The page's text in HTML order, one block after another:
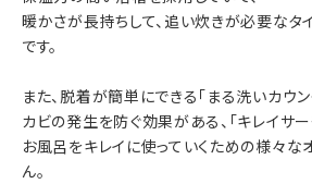
暖かさが長持ちして、追い炊きが必要なタ
です。
また、脱着が簡単にできる「まる洗いカウン
カビの発生を防ぐ効果がある、「キレイサー
お風呂をキレイに使っていくための様々な
ん。